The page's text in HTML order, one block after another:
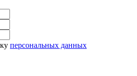
персональных данных